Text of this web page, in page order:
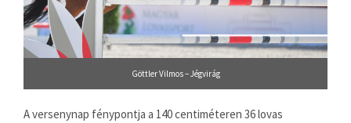
Göttler Vilmos – Jégvirág
A versenynap fénypontja a 140 centiméteren 36 lovas